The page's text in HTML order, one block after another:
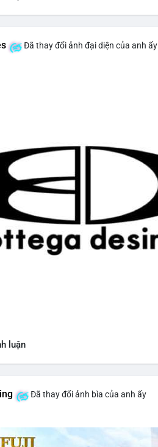
Đã thay đổi ảnh đại diện của anh ấy
luận
Đã thay đổi ảnh bìa của anh ấy